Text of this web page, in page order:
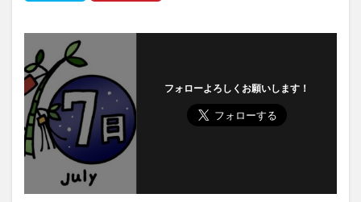
フォローよろしくお願いします！